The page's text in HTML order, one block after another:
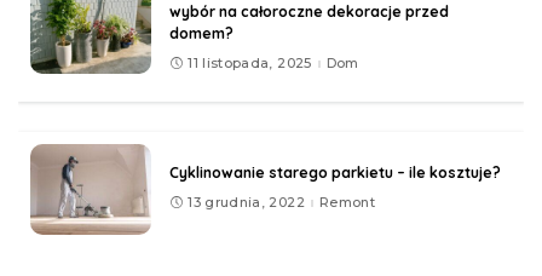
wybór na całoroczne dekoracje przed
domem?
11 listopada, 2025 Dom
Cyklinowanie starego parkietu – ile kosztuje?
13 grudnia, 2022 Remont